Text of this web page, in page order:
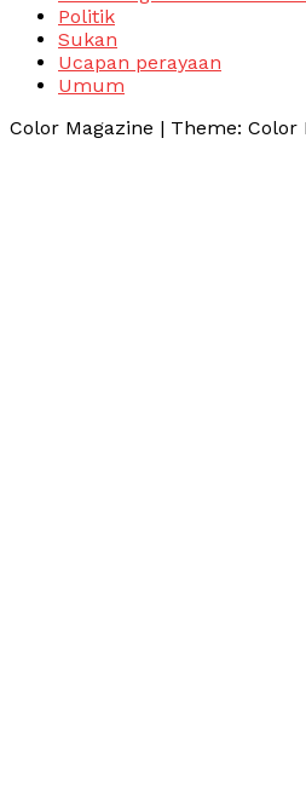
Politik
Sukan
Ucapan perayaan
Umum
Color Magazine | Theme: Color